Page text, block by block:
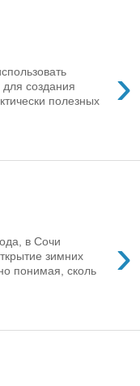
›
создания
полезных
›
в Сочи
зимних
понимая, сколь